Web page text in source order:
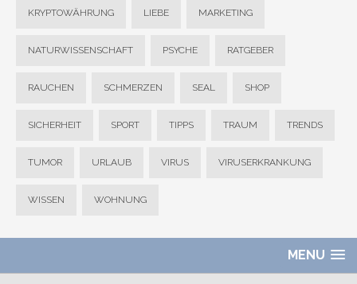
KRYPTOWÄHRUNG LIEBE MARKETING
NATURWISSENSCHAFT PSYCHE RATGEBER
RAUCHEN SCHMERZEN SEAL SHOP
SICHERHEIT SPORT TIPPS TRAUM TRENDS
TUMOR URLAUB VIRUS VIRUSERKRANKUNG
WISSEN WOHNUNG
MENU